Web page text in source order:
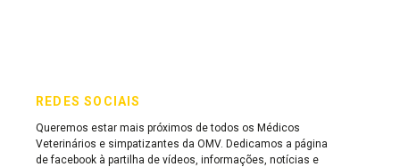
REDES SOCIAIS
Queremos estar mais próximos de todos os Médicos
Veterinários e simpatizantes da OMV. Dedicamos a página
de facebook à partilha de vídeos, informações, notícias e